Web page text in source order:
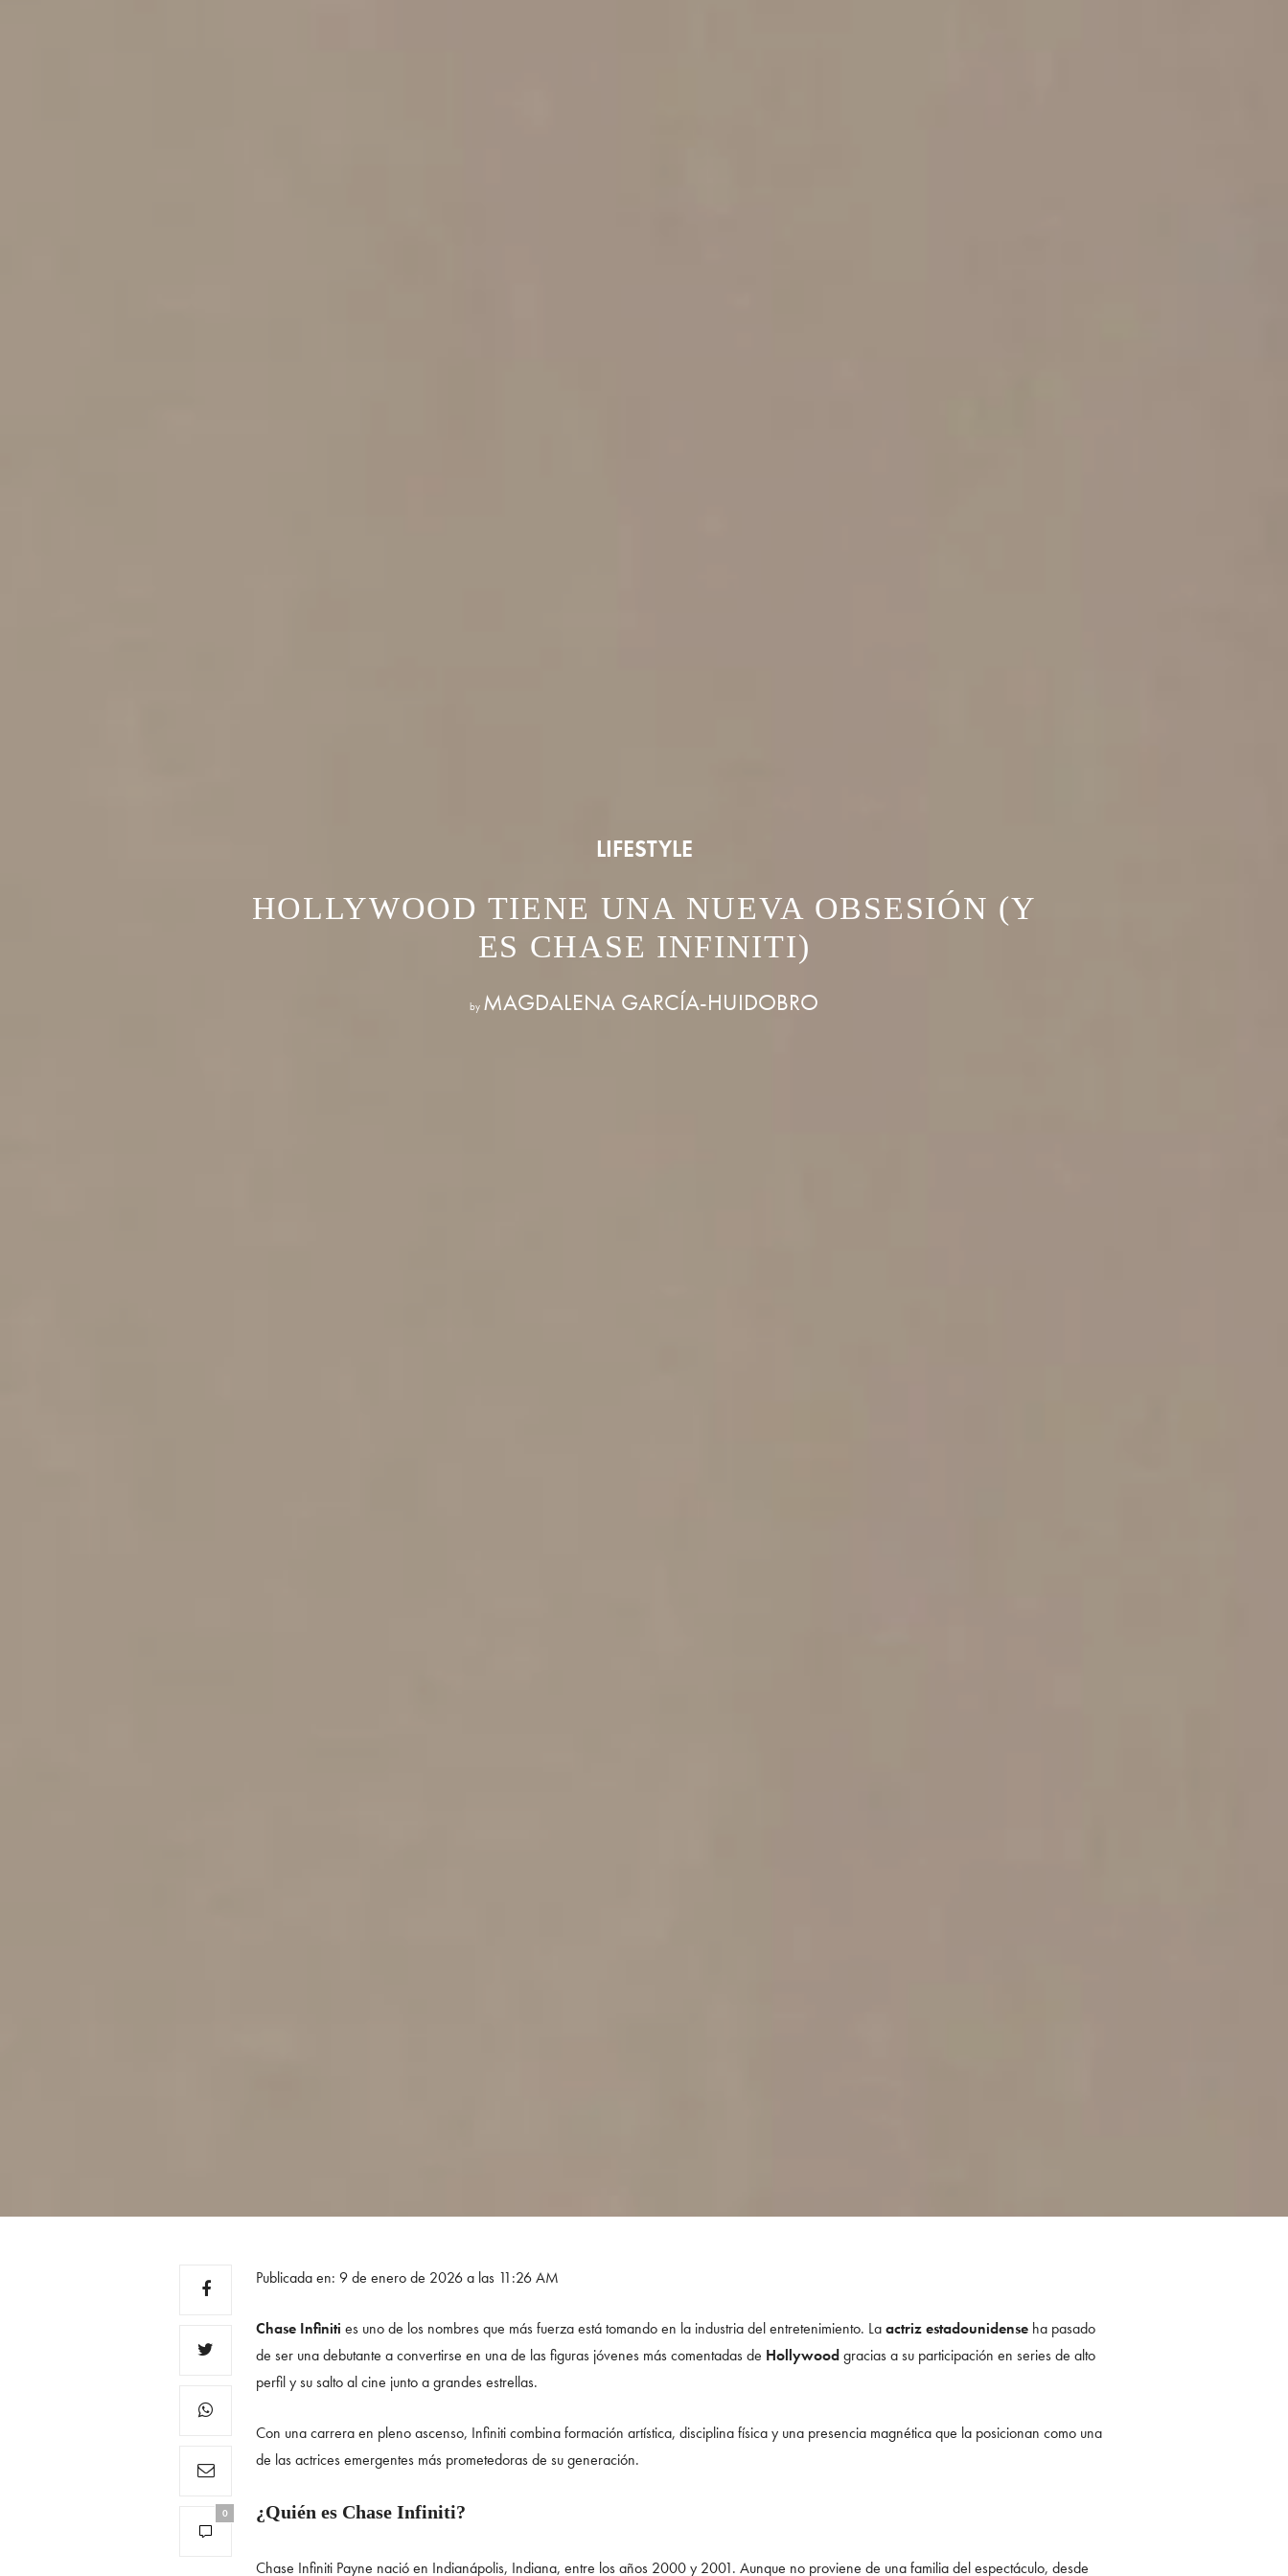
LIFESTYLE
HOLLYWOOD TIENE UNA NUEVA OBSESIÓN (Y
ES CHASE INFINITI)
by MAGDALENA GARCÍA-HUIDOBRO
0
Publicada en: 9 de enero de 2026 a las 11:26 AM
Chase Infiniti es uno de los nombres que más fuerza está tomando en la industria del entretenimiento. Laactriz estadounidense ha pasado
de ser una debutante a convertirse en una de las figuras jóvenes más comentadas de Hollywoodgracias a su participación en series de alto
perfil y su salto al cine junto a grandes estrellas.
Con una carrera en pleno ascenso, Infiniti combina formación artística, disciplina física y una presencia magnética que la posicionan como una
de las actrices emergentes más prometedoras de su generación.
¿Quién es Chase Infiniti?
Chase Infiniti Payne nació en Indianápolis, Indiana, entre los años 2000 y 2001. Aunque no proviene de una familia del espectáculo, desde